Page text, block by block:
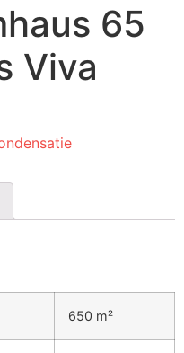
65
Viva
650 m²